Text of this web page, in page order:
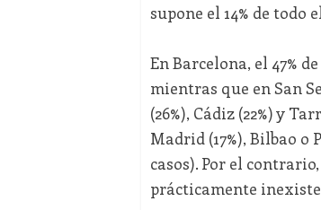
supone el 14% de todo
En Barcelona, el 47%
mientras que en San
(26%), Cádiz (22%) y
Madrid (17%), Bilbao o
casos). Por el
prácticamente